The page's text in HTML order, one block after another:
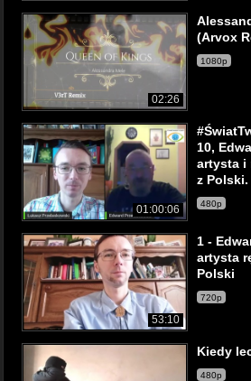
02:26
(Arvox
1080p
01:00:06
10,
artysta i
z Polski.
480p
53:10
1 -
artysta
Polski
720p
Kiedy
480p